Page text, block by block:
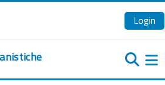
Login